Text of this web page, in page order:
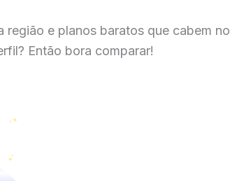
região e planos baratos que cabem no
Então bora comparar!